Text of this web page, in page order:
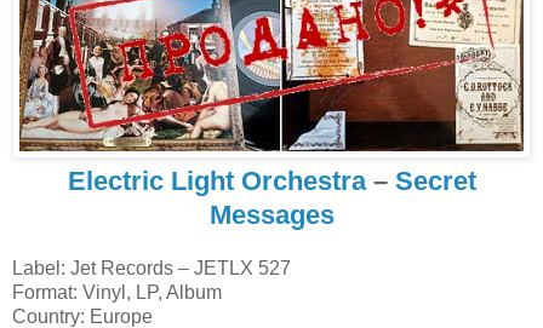
Electric Light Orchestra– Secret
Messages
Label: Jet Records – JETLX 527
Format: Vinyl, LP, Album
Country: Europe